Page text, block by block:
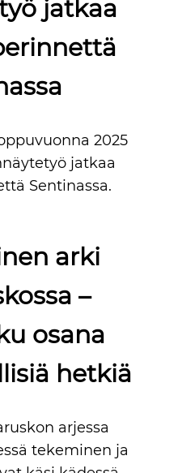
jatkaa
2025
jatkaa
Sentinassa.
arki
–
osana
hetkiä
arjessa
tekeminen ja